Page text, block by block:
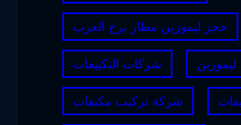
حجز ليموزين مطار برج العرب
شركات التكييفات
شركة تركيب مكيفات